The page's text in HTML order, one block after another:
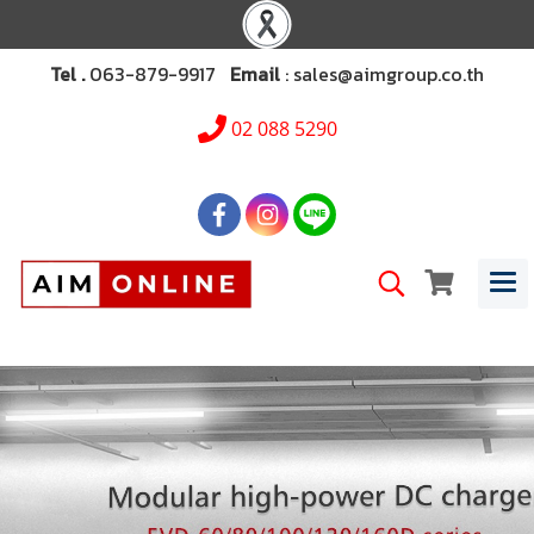
Tel .063-879-9917 Email : sales@aimgroup.co.th
02 088 5290